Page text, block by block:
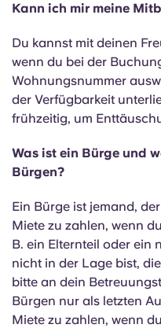
Kann ich mir meine
Du kannst mit deinen
wenn du bei der
Wohnungsnummer
der Verfügbarkeit
frühzeitig, um
Was ist ein Bürge und
Bürgen?
Ein Bürge ist jemand,
Miete zu zahlen, wenn
B. ein Elternteil oder ein
nicht in der Lage bist,
bitte an dein
Bürgen nur als letzten
Miete zu zahlen, wenn